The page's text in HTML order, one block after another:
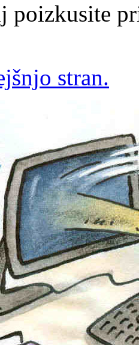
poizkusite
stran.